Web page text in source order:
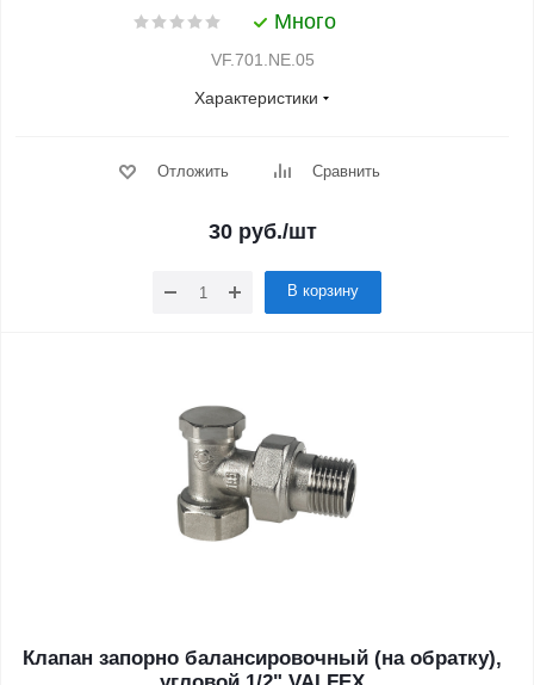
Много
VF.701.NE.05
Характеристики
Отложить Сравнить
30 руб./шт
В корзину
Клапан запорно балансировочный (на обратку),